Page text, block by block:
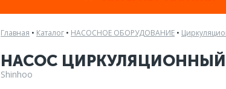
Главная • Каталог • НАСОСНОЕ ОБОРУДОВАНИЕ •
НАСОС ЦИРКУЛЯЦИОННЫЙ
Shinhoo